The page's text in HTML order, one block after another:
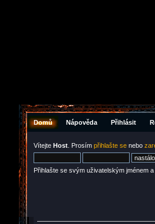
Domů Nápověda Přihlásit
Vítejte Host . Prosím přihlašte se nebo
Přihlašte se svým uživatelským jménem a